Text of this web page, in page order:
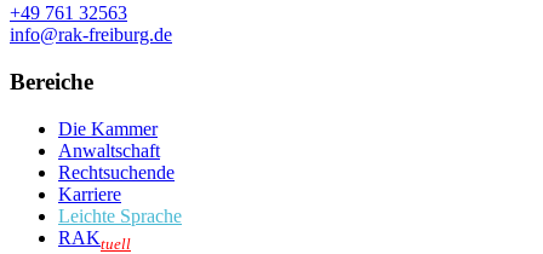
+49 761 32563
info@rak-freiburg.de
Bereiche
Die Kammer
Anwaltschaft
Rechtsuchende
Karriere
Leichte Sprache
RAKtuell